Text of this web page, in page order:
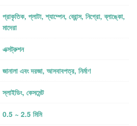
প্রাকৃতিক, প্লাটা, শ্যাম্পেন, ব্রোন্স, নিগ্রো, ব্লাঙ্কো,
মাদেরা
এক্সট্রুশন
জানালা এবং দরজা, আসবাবপত্র, নির্মাণ
স্লাইডিং, কেসমেন্ট
0.5 ~ 2.5 মিমি